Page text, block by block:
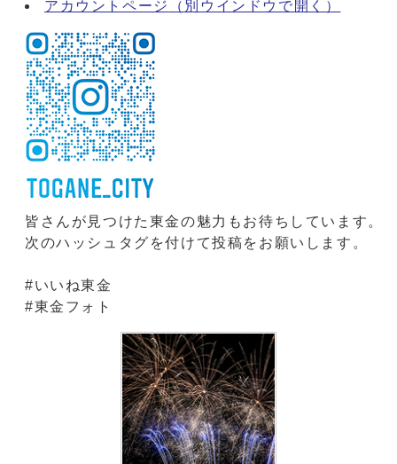
アカウントページ （別ウインドウで開く）
皆さんが見つけた東金の魅力もお待ちしています。
次のハッシュタグを付けて投稿をお願いします。
#いいね東金
#東金フォト